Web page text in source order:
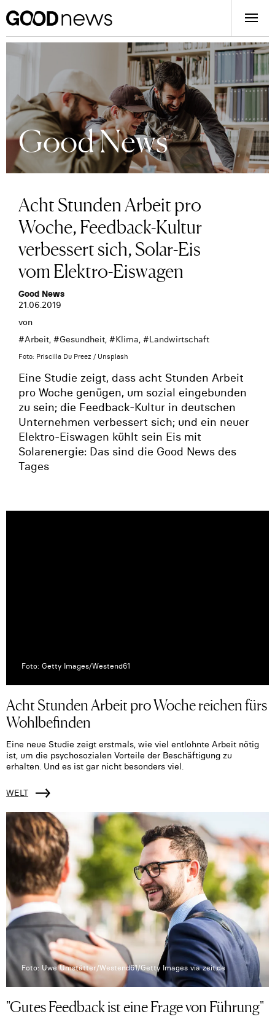
Good News
Acht Stunden Arbeit pro
Woche, Feedback-Kultur
verbessert sich, Solar-Eis
vom Elektro-Eiswagen
Good News
21.06.2019
von
#Arbeit, #Gesundheit, #Klima, #Landwirtschaft
Foto: Priscilla Du Preez / Unsplash
Eine Studie zeigt, dass acht Stunden Arbeit
pro Woche genügen, um sozial eingebunden
zu sein; die Feedback-Kultur in deutschen
Unternehmen verbessert sich; und ein neuer
Elektro-Eiswagen kühlt sein Eis mit
Solarenergie: Das sind die Good News des
Tages
Foto: Getty Images/Westend61
Acht Stunden Arbeit pro Woche reichen fürs
Wohlbefinden
Eine neue Studie zeigt erstmals, wie viel entlohnte Arbeit nötig
ist, um die psychosozialen Vorteile der Beschäftigung zu
erhalten. Und es ist gar nicht besonders viel.
WELT
Foto: Uwe Umstätter/Westend61/Getty Images via zeit.de
"Gutes Feedback ist eine Frage von Führung"